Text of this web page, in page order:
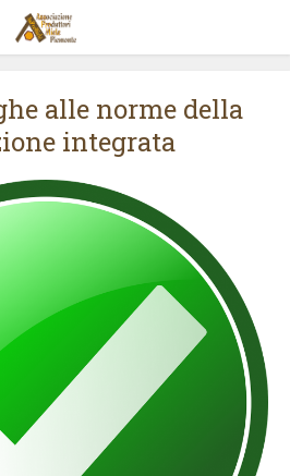
alle norme della
integrata